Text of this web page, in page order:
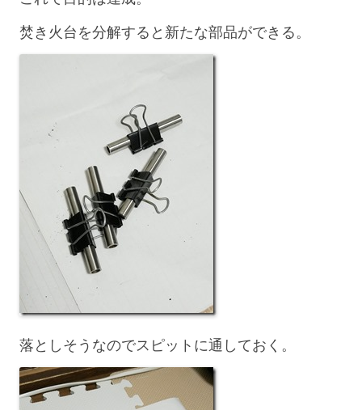
焚き火台を分解すると新たな部品ができる。
落としそうなのでスピットに通しておく。